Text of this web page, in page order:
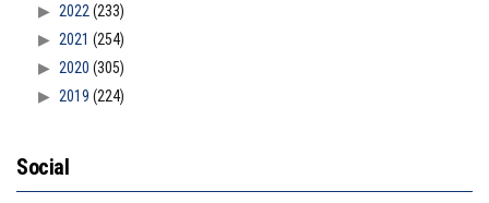
2022 (233)
2021 (254)
2020 (305)
2019 (224)
Social